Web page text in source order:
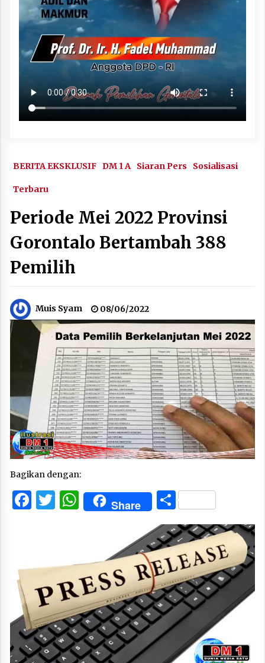
BERITA EKSKLUSIF DM 1 A Siaran Pers Sosialisasi
Terbaru
Periode Mei 2022 Provinsi
Gorontalo Bertambah 388
Pemilih
Muis Syam 08/06/2022
Bagikan dengan:
Facebook
Twitter
WhatsApp
Share Share